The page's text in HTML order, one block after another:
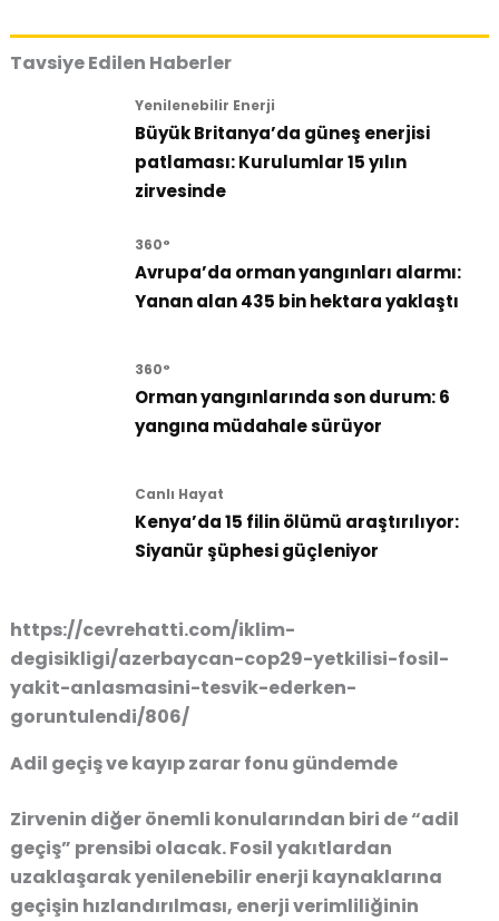
Tavsiye Edilen Haberler
Yenilenebilir Enerji
Büyük Britanya’da güneş enerjisi
patlaması: Kurulumlar 15 yılın
zirvesinde
360°
Avrupa’da orman yangınları alarmı:
Yanan alan 435 bin hektara yaklaştı
360°
Orman yangınlarında son durum: 6
yangına müdahale sürüyor
Canlı Hayat
Kenya’da 15 filin ölümü araştırılıyor:
Siyanür şüphesi güçleniyor
https://cevrehatti.com/iklim-
degisikligi/azerbaycan-cop29-yetkilisi-fosil-
yakit-anlasmasini-tesvik-ederken-
goruntulendi/806/
Adil geçiş ve kayıp zarar fonu gündemde
Zirvenin diğer önemli konularından biri de “adil
geçiş” prensibi olacak. Fosil yakıtlardan
uzaklaşarak yenilenebilir enerji kaynaklarına
geçişin hızlandırılması, enerji verimliliğinin